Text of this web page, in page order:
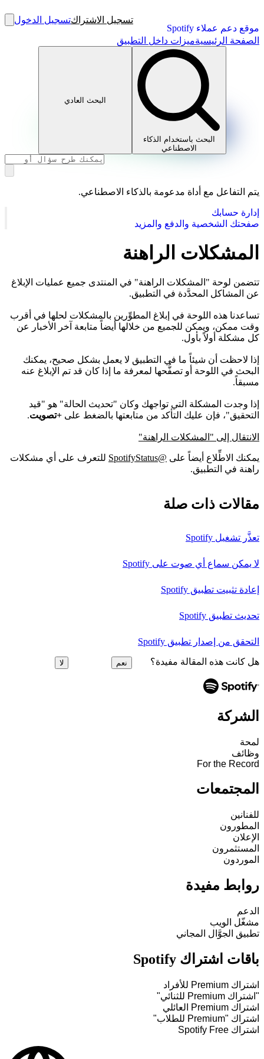
موقع دعم عملاء Spotify
تسجيل الاشتراكتسجيل الدخول
الصفحة الرئيسيةميزات داخل التطبيق
البحث باستخدام الذكاء
الاصطناعي
البحث العادي
يتم التفاعل مع أداة مدعومة بالذكاء الاصطناعي.
إدارة حسابك
صفحتك الشخصية والدفع والمزيد
المشكلات الراهنة
تتضمن لوحة "المشكلات الراهنة" في المنتدى جميع عمليات الإبلاغ
عن المشاكل المحدَّدة في التطبيق.
تساعدنا هذه اللوحة في إبلاغ المطوِّرين بالمشكلات لحلها في أقرب
وقت ممكن، ويمكن للجميع من خلالها أيضاً متابعة آخر الأخبار عن
كل مشكلة أولاً بأول.
إذا لاحظت أن شيئاً ما في التطبيق لا يعمل بشكل صحيح، يمكنك
البحث في اللوحة أو تصفُّحها لمعرفة ما إذا كان قد تم الإبلاغ عنه
مسبقاً.
إذا وجدت المشكلة التي تواجهك وكان "تحديث الحالة" هو "قيد
التحقيق"، فإن عليك التأكد من متابعتها بالضغط على +تصويت.
الانتقال إلى "المشكلات الراهنة"
يمكنك الاطِّلاع أيضاً على @SpotifyStatus
للتعرف على أي مشكلات
راهنة في التطبيق.
مقالات ذات صلة
تعذَّر تشغيل Spotify
لا يمكن سماع أي صوت على Spotify
إعادة تثبيت تطبيق Spotify
تحديث تطبيق Spotify
التحقق من إصدار تطبيق Spotify
هل كانت هذه المقالة مفيدة؟ نعم لا
الشركة
لمحة
وظائف
For the Record
المجتمعات
للفنانين
المطورون
الإعلان
المستثمرون
الموردون
روابط مفيدة
الدعم
مشغّل الويب
تطبيق الجوَّال المجاني
باقات اشتراك Spotify
اشتراك Premium للأفراد
"اشتراك Premium للثنائي"
اشتراك Premium العائلي
اشتراك "Premium للطلاب"
اشتراك Spotify Free